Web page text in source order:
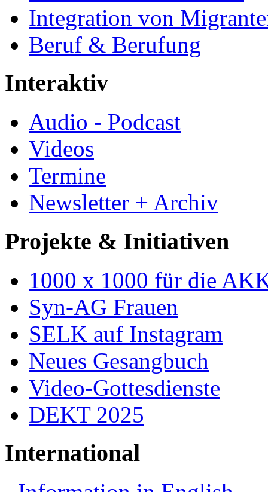
Integration von
Beruf & Berufung
Interaktiv
Audio - Podcast
Videos
Termine
Newsletter + Archiv
Projekte & Initiativen
1000 x 1000 für die
Syn-AG Frauen
SELK auf Instagram
Neues Gesangbuch
Video-Gottesdienste
DEKT 2025
International